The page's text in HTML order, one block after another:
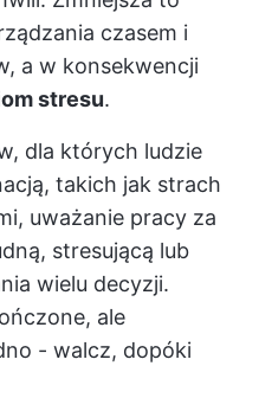
czasem i
a w konsekwencji
stresu.
dla których ludzie
takich jak strach
uważanie pracy za
stresującą lub
wielu decyzji.
ale
- walcz, dopóki